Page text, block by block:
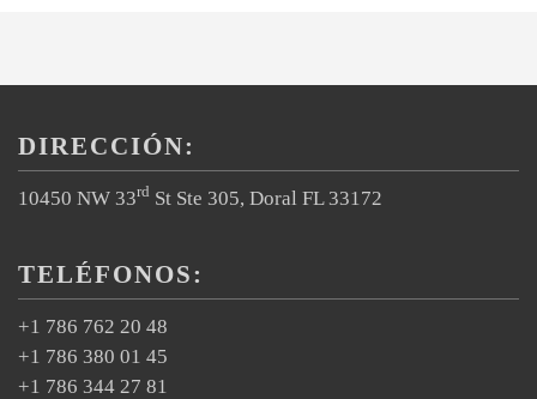
DIRECCIÓN:
10450 NW 33rd St Ste 305, Doral FL 33172
TELÉFONOS:
+1 786 762 20 48
+1 786 380 01 45
+1 786 344 27 81